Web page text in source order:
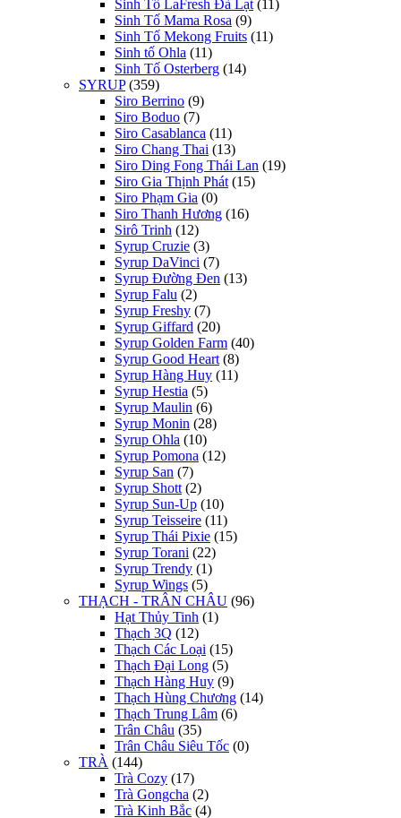
Sinh Tố LaFresh Đà Lạt (11)
Sinh Tố Mama Rosa (9)
Sinh Tố Mekong Fruits (11)
Sinh tố Ohla (11)
Sinh Tố Osterberg (14)
SYRUP (359)
Siro Berrino (9)
Siro Boduo (7)
Siro Casablanca (11)
Siro Chang Thai (13)
Siro Ding Fong Thái Lan (19)
Siro Gia Thịnh Phát (15)
Siro Phạm Gia (0)
Siro Thanh Hương (16)
Sirô Trinh (12)
Syrup Cruzie (3)
Syrup DaVinci (7)
Syrup Đường Đen (13)
Syrup Falu (2)
Syrup Freshy (7)
Syrup Giffard (20)
Syrup Golden Farm (40)
Syrup Good Heart (8)
Syrup Hàng Huy (11)
Syrup Hestia (5)
Syrup Maulin (6)
Syrup Monin (28)
Syrup Ohla (10)
Syrup Pomona (12)
Syrup San (7)
Syrup Shott (2)
Syrup Sun-Up (10)
Syrup Teisseire (11)
Syrup Thái Pixie (15)
Syrup Torani (22)
Syrup Trendy (1)
Syrup Wings (5)
THẠCH - TRÂN CHÂU (96)
Hạt Thủy Tinh (1)
Thạch 3Q (12)
Thạch Các Loại (15)
Thạch Đại Long (5)
Thạch Hàng Huy (9)
Thạch Hùng Chương (14)
Thạch Trung Lâm (6)
Trân Châu (35)
Trân Châu Siêu Tốc (0)
TRÀ (144)
Trà Cozy (17)
Trà Gongcha (2)
Trà Kinh Bắc (4)